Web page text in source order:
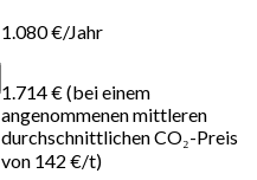
1.080 €/Jahr
1.714 € (bei einem
angenommenen mittleren
durchschnittlichen CO₂-Preis
von 142 €/t)